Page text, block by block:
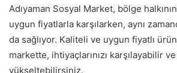
Adıyaman Sosyal Market, bölge
uygun fiyatlarla karşılarken, aynı
da sağlıyor. Kaliteli ve uygun fiyatlı
markette, ihtiyaçlarınızı karşılayabilir
yükseltebilirsiniz.